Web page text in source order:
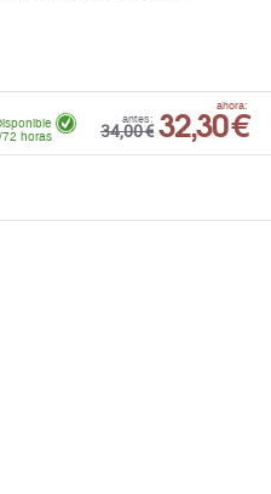
antes:
34,00 €
ahora:
32,30 €
horas